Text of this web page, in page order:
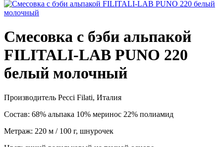
Смесовка с бэби альпакой
FILITALI-LAB PUNO 220
белый молочный
Производитель Pecci Filati, Италия
Состав: 68% альпака 10% меринос 22% полиамид
Метраж: 220 м / 100 г, шнурочек